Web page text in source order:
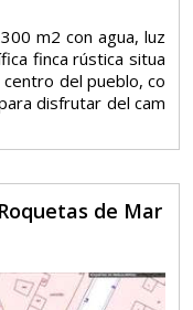
m2 con agua, luz
finca rústica situa
del pueblo, co
disfrutar del cam
de Mar